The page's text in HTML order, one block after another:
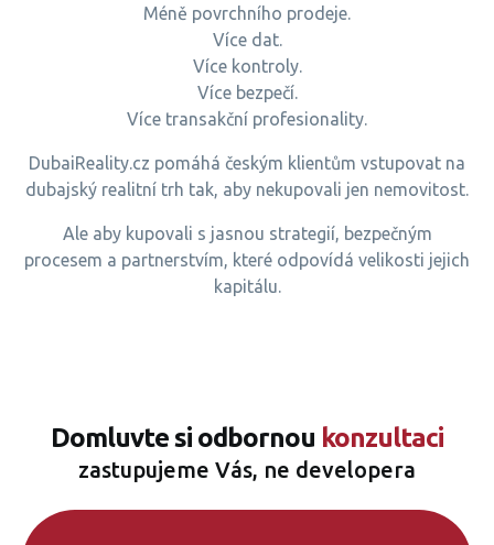
Méně povrchního prodeje.
Více dat.
Více kontroly.
Více bezpečí.
Více transakční profesionality.
DubaiReality.cz pomáhá českým klientům vstupovat na
dubajský realitní trh tak, aby nekupovali jen nemovitost.
Ale aby kupovali s jasnou strategií, bezpečným
procesem a partnerstvím, které odpovídá velikosti jejich
kapitálu.
Domluvte si odbornou konzultaci
zastupujeme Vás, ne developera